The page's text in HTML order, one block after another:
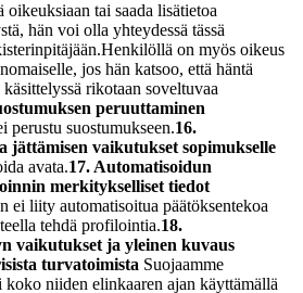
oikeuksiaan tai saada lisätietoa
hän voi olla yhteydessä tässä
Henkilöllä on myös oikeus
jos hän katsoo, että häntä
rikotaan soveltuvaa
peruuttaminen
suostumukseen.16.
jättämisen vaikutukset sopimukselle
avata.17. Automatisoidun
merkitykselliset tiedot
ei liity automatisoitua päätöksentekoa
tehdä profilointia.18.
vaikutukset ja yleinen kuvaus
turvatoimista Suojaamme
niiden elinkaaren ajan käyttämällä